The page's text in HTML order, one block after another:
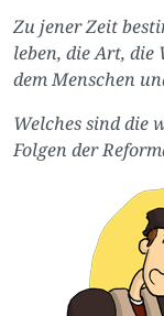
Zu jener Zeit
leben, die Art, die
dem Menschen
Welches sind die
Folgen der